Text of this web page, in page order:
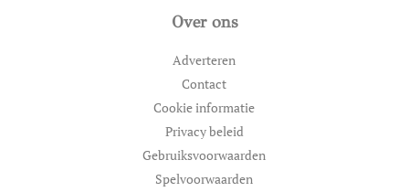
Over ons
Adverteren
Contact
Cookie informatie
Privacy beleid
Gebruiksvoorwaarden
Spelvoorwaarden